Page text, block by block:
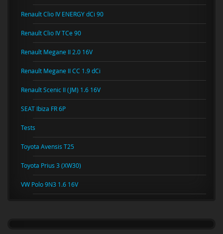
Renault Clio IV ENERGY dCi 90
Renault Clio IV TCe 90
Renault Megane II 2.0 16V
Renault Megane II CC 1.9 dCi
Renault Scenic II (JM) 1.6 16V
SEAT Ibiza FR 6P
Tests
Toyota Avensis T25
Toyota Prius 3 (XW30)
VW Polo 9N3 1.6 16V